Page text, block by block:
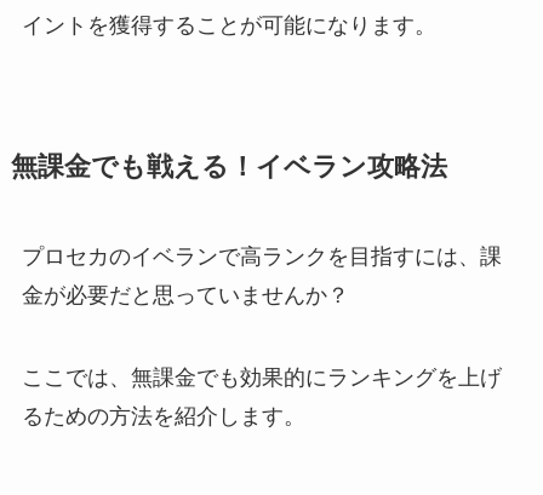
イントを獲得することが可能になります。
無課金でも戦える！イベラン攻略法
プロセカのイベランで高ランクを目指すには、課
金が必要だと思っていませんか？
ここでは、無課金でも効果的にランキングを上げ
るための方法を紹介します。